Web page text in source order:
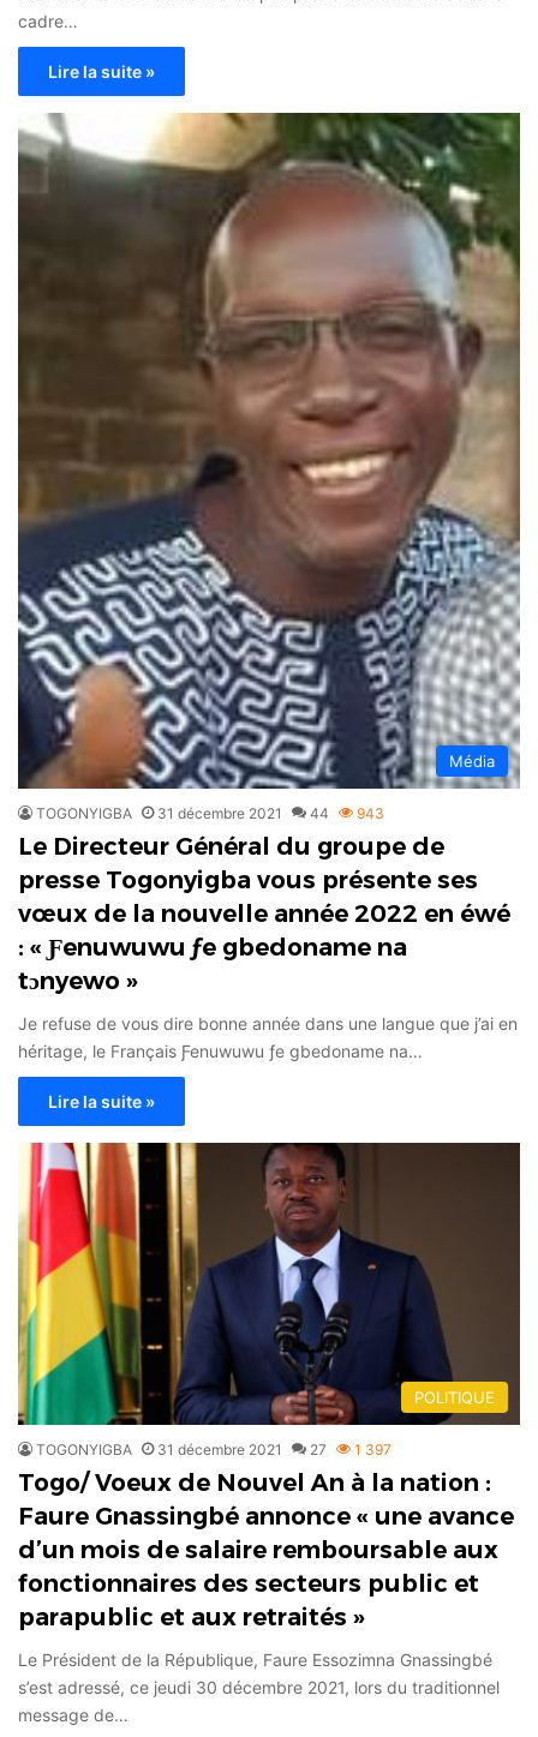
cadre…
Lire la suite »
Média
TOGONYIGBA 31 décembre 2021 44 943
Le Directeur Général du groupe de
presse Togonyigba vous présente ses
vœux de la nouvelle année 2022 en éwé
: « Ƒenuwuwu ƒe gbedoname na
tɔnyewo »
Je refuse de vous dire bonne année dans une langue que j’ai en
héritage, le Français Ƒenuwuwu ƒe gbedoname na…
Lire la suite »
POLITIQUE
TOGONYIGBA 31 décembre 2021 27 1 397
Togo/ Voeux de Nouvel An à la nation :
Faure Gnassingbé annonce « une avance
d’un mois de salaire remboursable aux
fonctionnaires des secteurs public et
parapublic et aux retraités »
Le Président de la République, Faure Essozimna Gnassingbé
s’est adressé, ce jeudi 30 décembre 2021, lors du traditionnel
message de…